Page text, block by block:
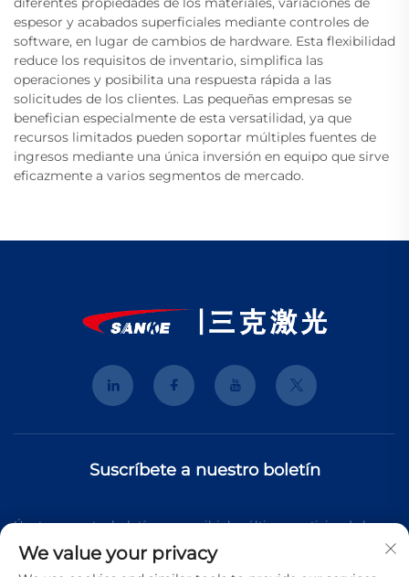
espesor y acabados superficiales mediante controles de
software, en lugar de cambios de hardware. Esta flexibilidad
reduce los requisitos de inventario, simplifica las
operaciones y posibilita una respuesta rápida a las
solicitudes de los clientes. Las pequeñas empresas se
benefician especialmente de esta versatilidad, ya que
recursos limitados pueden soportar múltiples fuentes de
ingresos mediante una única inversión en equipo que sirve
eficazmente a varios segmentos de mercado.
Suscríbete a nuestro boletín
Únete a nuestro boletín para recibir las últimas noticias de la
industria, actualizaciones y perspectivas de nuestro equipo.
We value your privacy